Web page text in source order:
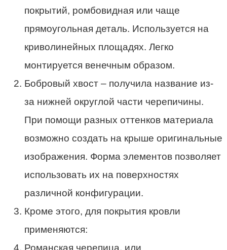
покрытий, ромбовидная или чаще
прямоугольная деталь. Используется на
криволинейных площадях. Легко
монтируется венечным образом.
Бобровый хвост – получила название из-
за нижней округлой части черепичины.
При помощи разных оттенков материала
возможно создать на крыше оригинальные
изображения. Форма элементов позволяет
использовать их на поверхностях
различной конфигурации.
Кроме этого, для покрытия кровли
применяются:
Романская черепица, или